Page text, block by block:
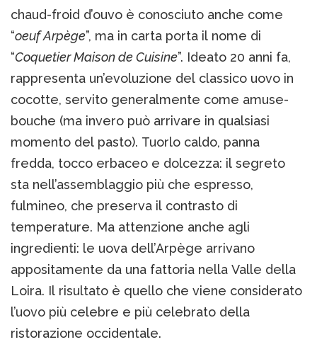
chaud-froid d’ouvo è conosciuto anche come
“oeuf Arpège”, ma in carta porta il nome di
“Coquetier Maison de Cuisine”. Ideato 20 anni fa,
rappresenta un’evoluzione del classico uovo in
cocotte, servito generalmente come amuse-
bouche (ma invero può arrivare in qualsiasi
momento del pasto). Tuorlo caldo, panna
fredda, tocco erbaceo e dolcezza: il segreto
sta nell’assemblaggio più che espresso,
fulmineo, che preserva il contrasto di
temperature. Ma attenzione anche agli
ingredienti: le uova dell’Arpège arrivano
appositamente da una fattoria nella Valle della
Loira. Il risultato è quello che viene considerato
l’uovo più celebre e più celebrato della
ristorazione occidentale.